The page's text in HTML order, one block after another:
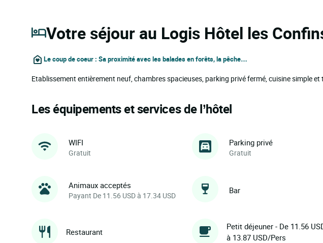
Votre séjour au Logis Hôtel les
Le coup de coeur : Sa proximité avec les balades en forêts, la pêche…
Etablissement entièrement neuf, chambres spacieuses, parking privé fermé, cuisine simple et
Les équipements et services de l’hôtel
WIFI
Gratuit
Parking privé
Gratuit
Animaux acceptés
Payant De 11.56 USD à 17.34 USD
Bar
Restaurant
Petit déjeuner - De 11.56
à 13.87 USD/Pers